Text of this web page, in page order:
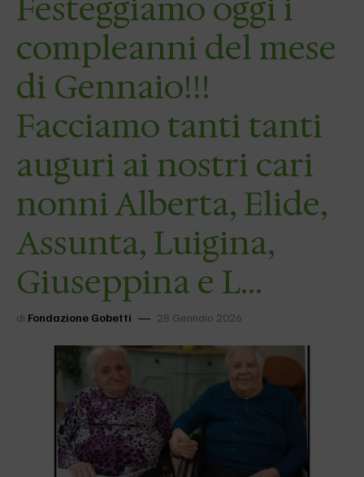
Festeggiamo oggi i
compleanni del mese
di Gennaio!!!
Facciamo tanti tanti
auguri ai nostri cari
nonni Alberta, Elide,
Assunta, Luigina,
Giuseppina e L…
di Fondazione Gobetti 28 Gennaio 2026